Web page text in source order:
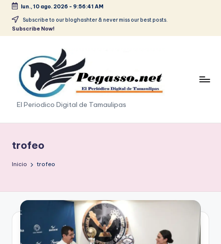
Saltar
lun., 10 ago. 2026 - 9:56:41 AM
Subscribe to our bloghashter & never miss our best posts.
Subscribe Now!
p
e
s
.
p
r
El Periodico Digital de Tamaulipas
trofeo
Inicio trofeo